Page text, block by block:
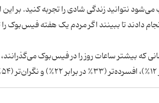
نتوانید زندگی شادی را تجربه کنید. بر
که بیشتر ساعات روز را در فیس‌بوک